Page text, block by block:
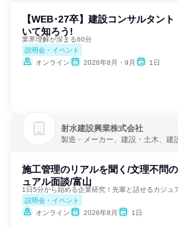
【WEB･27卒】建設コンサルタン
いて知ろう!
業界理解が深まる60分
説明会・イベント
オンライン
2026年8月・9月 1日
射水建設興業株式会社
製造・メーカー、建設・土木、建
施工管理のリアルを聞く/文理不問
ュアル面談/富山
1日5分から始める企業研究！先輩と話せるカジュ
説明会・イベント
オンライン
2026年8月 1日